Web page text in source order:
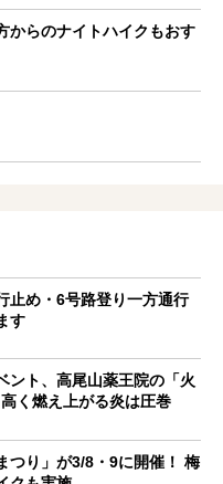
からのナイトハイクもおす
止め・6号路登り一方通行
す
ント、高尾山薬王院の「火
く燃え上がる炎は圧巻
つり」が3/8・9に開催！ 梅